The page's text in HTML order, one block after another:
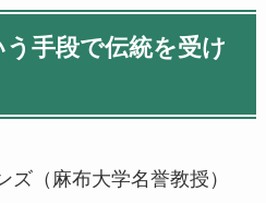
う手段で伝統を受け
（麻布大学名誉教授）